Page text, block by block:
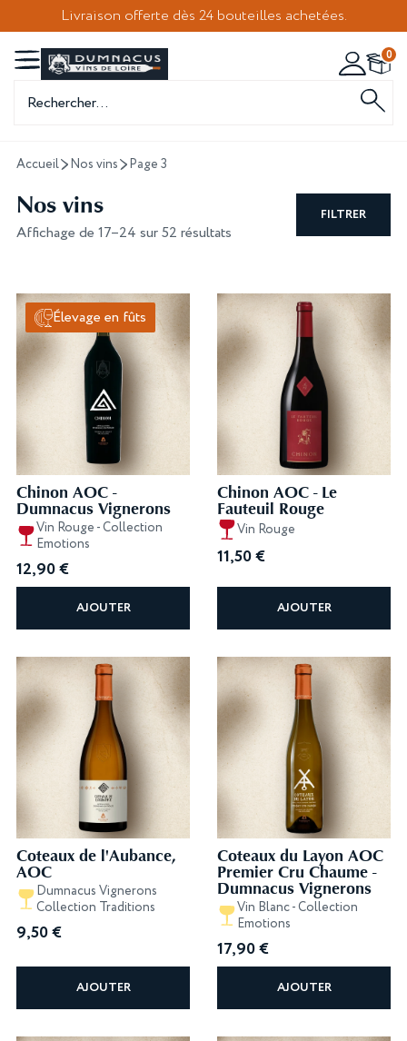
Livraison offerte dès 24 bouteilles achetées.
Recherche
de
produits
0
Accueil Nos vins Page 3
Nos vins
Affichage de 17–24 sur 52 résultats
FILTRER
Élevage en fûts
Chinon AOC -
Dumnacus Vignerons
Vin Rouge - Collection
Emotions
12,90€
AJOUTER
Chinon AOC - Le
Fauteuil Rouge
Vin Rouge
11,50€
AJOUTER
Coteaux de l'Aubance,
AOC
Dumnacus Vignerons
Collection Traditions
9,50€
AJOUTER
Coteaux du Layon AOC
Premier Cru Chaume -
Dumnacus Vignerons
Vin Blanc - Collection
Emotions
17,90€
AJOUTER